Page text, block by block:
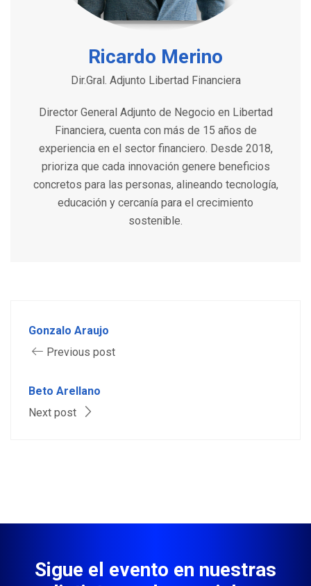
Ricardo Merino
Dir.Gral. Adjunto Libertad Financiera
Director General Adjunto de Negocio en Libertad
Financiera, cuenta con más de 15 años de
experiencia en el sector financiero. Desde 2018,
prioriza que cada innovación genere beneficios
concretos para las personas, alineando tecnología,
educación y cercanía para el crecimiento
sostenible.
Gonzalo Araujo
Previous post
Beto Arellano
Next post
Sigue el evento en nuestras